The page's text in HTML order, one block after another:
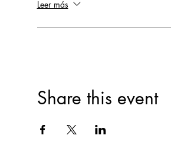
Leer más
Share this event